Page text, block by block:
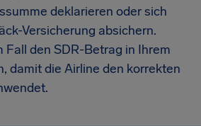
deklarieren oder sich
Versicherung absichern.
Fall den SDR-Betrag in Ihrem
damit die Airline den korrekten